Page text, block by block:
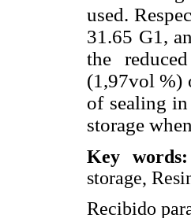
used.
31.65 G1,
the
(1,97vol %)
of sealing
storage
Key words:
storage,
Recibido